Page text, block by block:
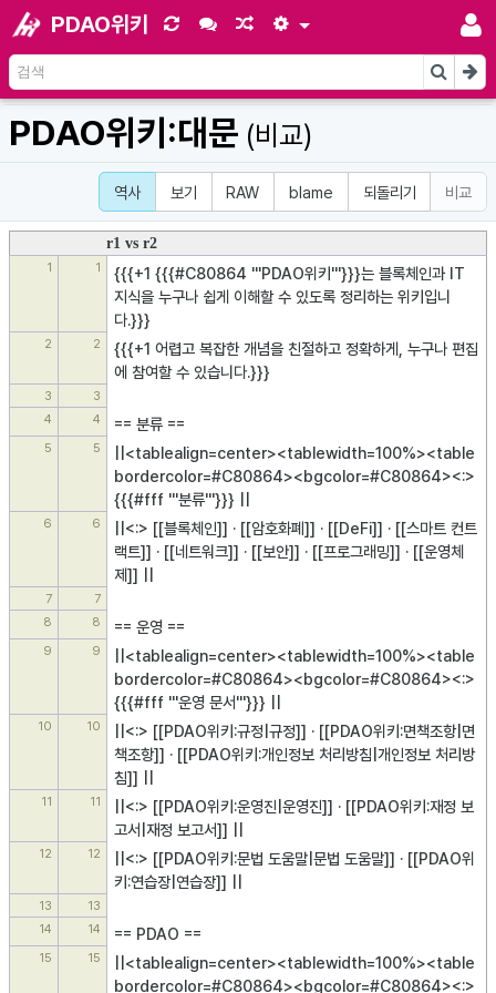
PDAO위키
역사 보기 RAW blame 되돌리기 비교
PDAO위키:대문 (비교)
r1 vs r2
1 1
{{{+1 {{{#C80864 '''PDAO위키'''}}}는 블록체인과 IT
지식을 누구나 쉽게 이해할 수 있도록 정리하는 위키입니
다.}}}
2 2
{{{+1 어렵고 복잡한 개념을 친절하고 정확하게, 누구나 편집
에 참여할 수 있습니다.}}}
3
3
4
4 == 분류 ==
5 5
||<tablealign=center><tablewidth=100%><table
bordercolor=#C80864><bgcolor=#C80864><:>
{{{#fff '''분류'''}}} ||
6 6
||<:> [[블록체인]] · [[암호화폐]] · [[DeFi]] · [[스마트 컨트
랙트]] · [[네트워크]] · [[보안]] · [[프로그래밍]] · [[운영체
제]] ||
7
7
8
8 == 운영 ==
9 9
||<tablealign=center><tablewidth=100%><table
bordercolor=#C80864><bgcolor=#C80864><:>
{{{#fff '''운영 문서'''}}} ||
10 10
||<:> [[PDAO위키:규정|규정]] · [[PDAO위키:면책조항|면
책조항]] · [[PDAO위키:개인정보 처리방침|개인정보 처리방
침]] ||
11 11
||<:> [[PDAO위키:운영진|운영진]] · [[PDAO위키:재정 보
고서|재정 보고서]] ||
12 12
||<:> [[PDAO위키:문법 도움말|문법 도움말]] · [[PDAO위
키:연습장|연습장]] ||
13
13
14
14 == PDAO ==
15 15
||<tablealign=center><tablewidth=100%><table
bordercolor=#C80864><bgcolor=#C80864><:>